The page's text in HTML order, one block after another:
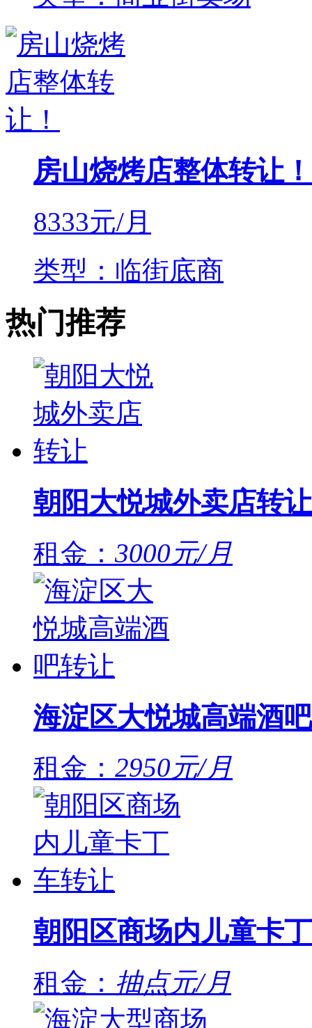
房山烧烤店整体转让！
8333元/月
类型：临街底商
热门推荐
朝阳大悦城外卖店转让
租金： 3000元/月
海淀区大悦城高端酒
租金： 2950元/月
朝阳区商场内儿童卡
租金： 抽点元/月